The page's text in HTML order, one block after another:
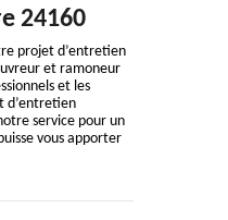
24160
projet d’entretien
et ramoneur
et les
d’entretien
service pour un
vous apporter